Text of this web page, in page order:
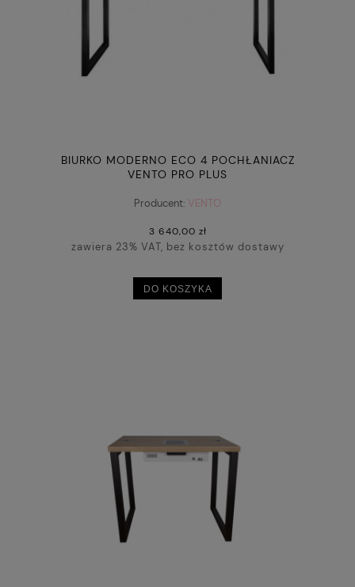
BIURKO MODERNO ECO 4 POCHŁANIACZ
VENTO PRO PLUS
Producent: VENTO
3 640,00 zł
zawiera 23% VAT, bez kosztów dostawy
DO KOSZYKA